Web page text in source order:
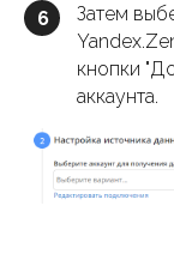
6
Затем
кнопки
аккаунта.